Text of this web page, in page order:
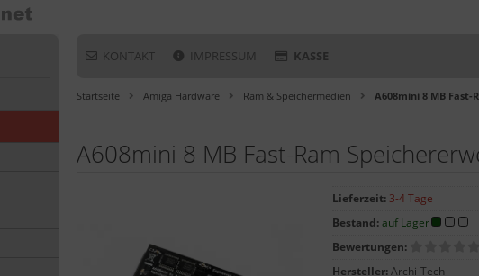
KONTAKT IMPRESSUM KASSE
Startseite Amiga Hardware Ram & Speichermedien A608mini 8 MB
A608mini 8 MB Fast-Ram
Lieferzeit: 3-4 Tage
Bestand:auf Lager
Bewertungen:
Hersteller:Archi-Tech